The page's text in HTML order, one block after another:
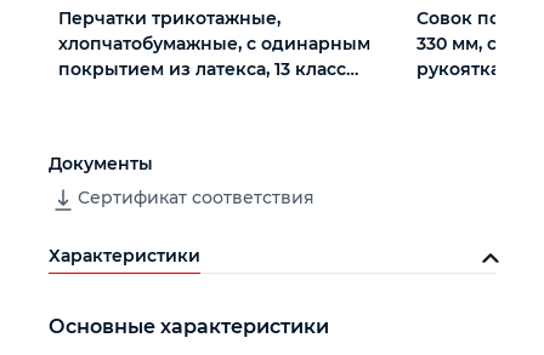
Перчатки трикотажные,
хлопчатобумажные, с одинарным
покрытием из латекса, 13 класс
Совок
330 мм,
рукоятка,
Документы
Сертификат соответствия
Характеристики
Основные характеристики